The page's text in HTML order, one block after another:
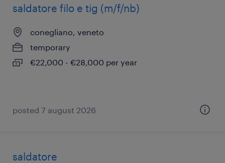
saldatore filo e tig (m/f/nb)
conegliano, veneto
temporary
€22,000 - €28,000 per year
posted 7 august 2026
saldatore